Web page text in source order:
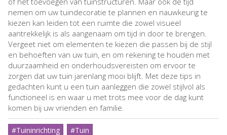
nemen om uw tuindecoratie te plannen en nauwkeurig te
kiezen kan leiden tot een ruimte die zowel visueel
aantrekkelijk is als aangenaam om tijd in door te brengen.
Vergeet niet om elementen te kiezen die passen bij de stijl
en behoeften van uw tuin, en om rekening te houden met
duurzaamheid en onderhoudsvereisten om ervoor te
zorgen dat uw tuin jarenlang mooi blijft. Met deze tips in
gedachten kunt u een tuin aanleggen die zowel stijlvol als
functioneel is en waar u met trots mee voor de dag kunt
komen bij uw vrienden en familie.
#Tuininrichting #Tuin